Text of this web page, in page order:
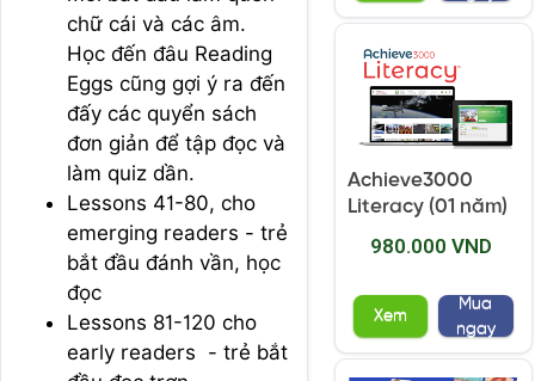
chữ cái và các âm.
Học đến đâu Reading
Eggs cũng gợi ý ra đến
đấy các quyển sách
đơn giản để tập đọc và
làm quiz dần.
Lessons 41-80, cho
emerging readers - trẻ
bắt đầu đánh vần, học
đọc
Lessons 81-120 cho
early readers - trẻ bắt
Achieve3000
Literacy (01 năm)
980.000 VND
Xem
Mua
ngay